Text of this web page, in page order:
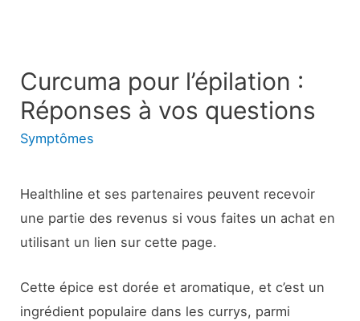
Curcuma pour l’épilation :
Réponses à vos questions
Symptômes
Healthline et ses partenaires peuvent recevoir
une partie des revenus si vous faites un achat en
utilisant un lien sur cette page.
Cette épice est dorée et aromatique, et c’est un
ingrédient populaire dans les currys, parmi